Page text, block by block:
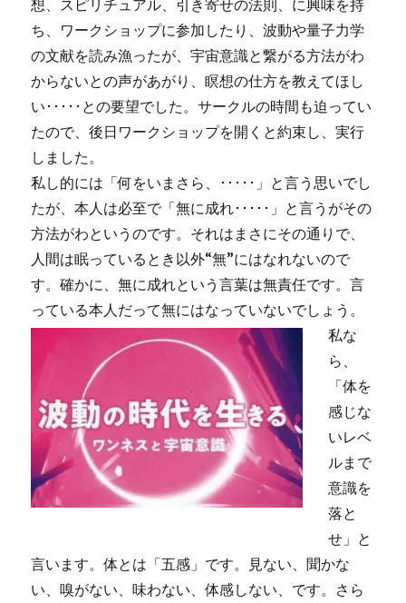
想、スピリチュアル、引き寄せの法則、に興味を持
ち、ワークショップに参加したり、波動や量子力学
の文献を読み漁ったが、宇宙意識と繋がる方法がわ
からないとの声があがり、瞑想の仕方を教えてほし
い･････との要望でした。サークルの時間も迫ってい
たので、後日ワークショップを開くと約束し、実行
しました。
私し的には「何をいまさら、･････」と言う思いでし
たが、本人は必至で「無に成れ･････」と言うがその
方法がわというのです。それはまさにその通りで、
人間は眠っているとき以外“無”にはなれないので
す。確かに、無に成れという言葉は無責任です。言
っている本人だって無にはなっていないでしょう。
私な
ら、
「体を
感じな
いレベ
ルまで
意識を
落と
せ」と
言います。体とは「五感」です。見ない、聞かな
い、嗅がない、味わない、体感しない、です。さら